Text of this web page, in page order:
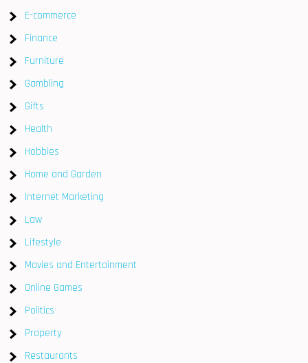
E-commerce
Finance
Furniture
Gambling
Gifts
Health
Hobbies
Home and Garden
Internet Marketing
Law
Lifestyle
Movies and Entertainment
Online Games
Politics
Property
Restaurants